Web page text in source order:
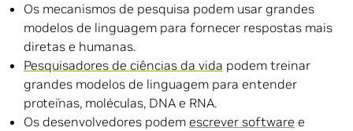
Os mecanismos de pesquisa podem usar grandes
modelos de linguagem para fornecer respostas mais
diretas e humanas.
Pesquisadores de ciências da vida podem treinar
grandes modelos de linguagem para entender
proteínas, moléculas, DNA e RNA.
Os desenvolvedores podem escrever software e